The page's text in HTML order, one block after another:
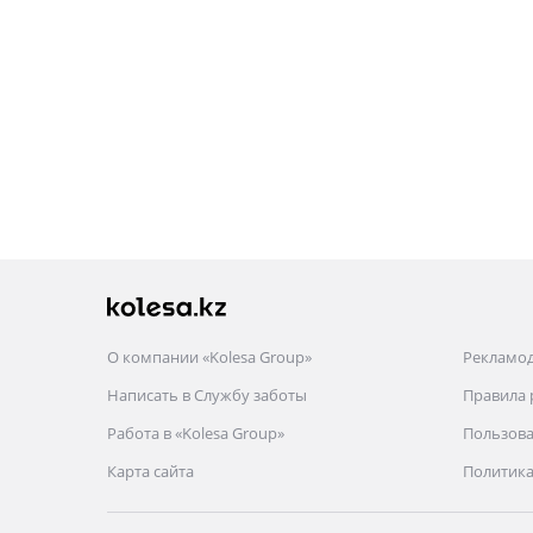
О компании «Kolesa Group»
Написать в Службу заботы
Работа в «Kolesa Group»
Карта сайта
Правила